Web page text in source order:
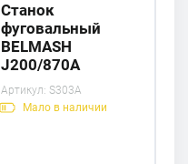
Станок
фуговальный
BELMASH
J200/870A
Артикул: S303A
Мало в наличии